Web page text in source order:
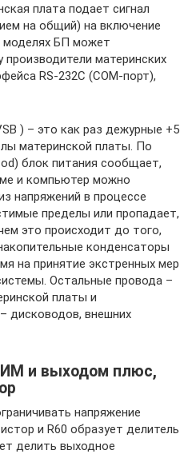
плата подает сигнал
на общий) на включение
моделях БП может
производители материнских
RS-232C (COM-порт),
) – это как раз дежурные +5
материнской платы. По
блок питания сообщает,
и компьютер можно
напряжений в процессе
пределы или пропадает,
это происходит до того,
конденсаторы
на принятие экстренных мер
Остальные провода –
платы и
дисководов, внешних
и выходом плюс,
напряжение
и R60 образует делитель
делить выходное